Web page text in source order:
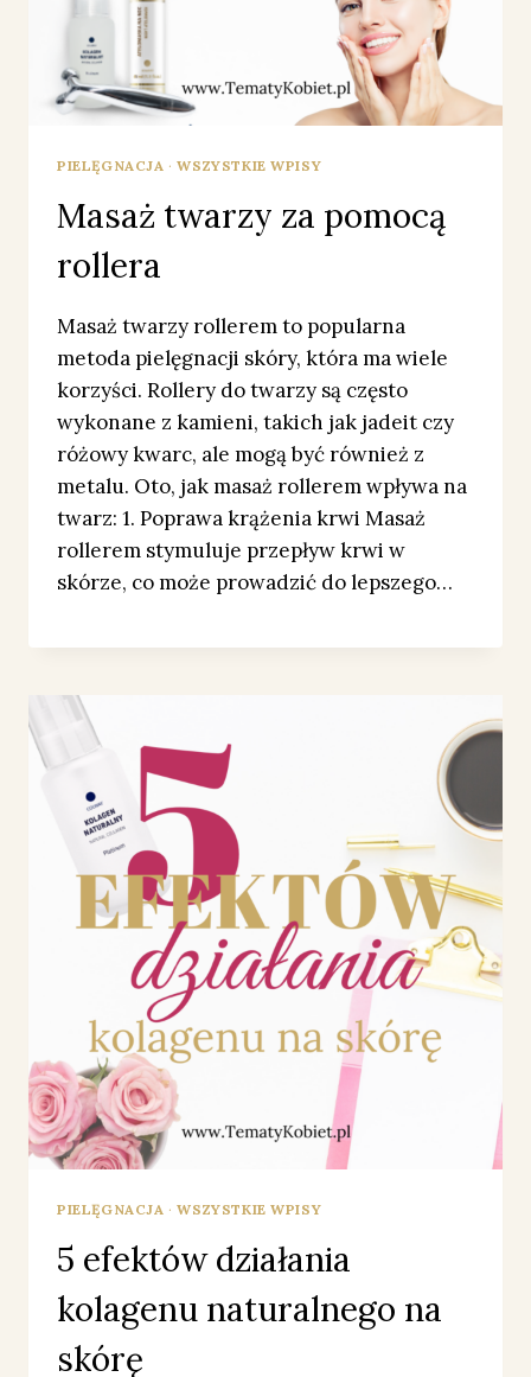
PIELĘGNACJA ·WSZYSTKIE WPISY
Masaż twarzy za pomocą
rollera
Masaż twarzy rollerem to popularna
metoda pielęgnacji skóry, która ma wiele
korzyści. Rollery do twarzy są często
wykonane z kamieni, takich jak jadeit czy
różowy kwarc, ale mogą być również z
metalu. Oto, jak masaż rollerem wpływa na
twarz: 1. Poprawa krążenia krwi Masaż
rollerem stymuluje przepływ krwi w
skórze, co może prowadzić do lepszego…
PIELĘGNACJA ·WSZYSTKIE WPISY
5 efektów działania
kolagenu naturalnego na
skórę